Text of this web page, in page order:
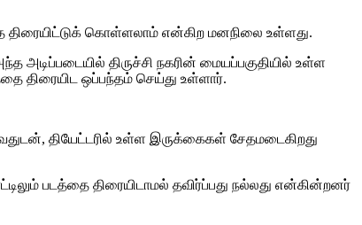
திரையிட்டுக் கொள்ளலாம் என்கிற மனநிலை உள்ளது.
அடிப்படையில் திருச்சி நகரின் மையப்பகுதியில் உள்ள
திரையிட ஒப்பந்தம் செய்து உள்ளார்.
தியேட்டரில் உள்ள இருக்கைகள் சேதமடைகிறது
படத்தை திரையிடாமல் தவிர்ப்பது நல்லது என்கின்றனர்